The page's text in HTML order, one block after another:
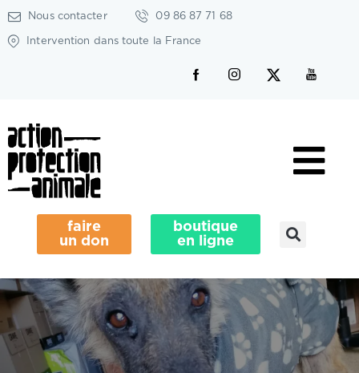
Nous contacter 09 86 87 71 68
Intervention dans toute la France
faire
un don
boutique
en ligne